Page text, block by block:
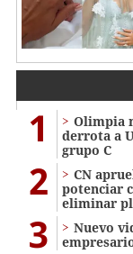
1
Olimpia
derrota a
grupo C
2
CN
potenciar
eliminar
3
Nuevo